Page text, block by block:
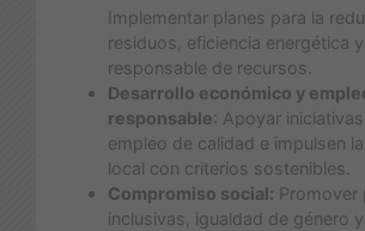
Implementar planes para la
residuos, eficiencia energética
responsable de recursos.
Desarrollo económico y
responsable: Apoyar
empleo de calidad e impulsen
local con criterios sostenibles.
Compromiso social: Promover
inclusivas, igualdad de género